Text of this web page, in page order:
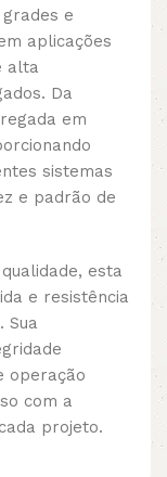
grades e
aplicações
alta
Da
em
sistemas
e padrão de
esta
e resistência
Sua
operação
com a
projeto.